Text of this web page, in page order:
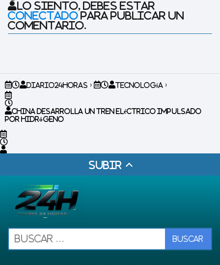
Lo siento, debes estar
conectado para publicar un
comentario.
Diario24horas Tecnología
China desarrolla un tren eléctrico impulsado
por hidrógeno
Subir